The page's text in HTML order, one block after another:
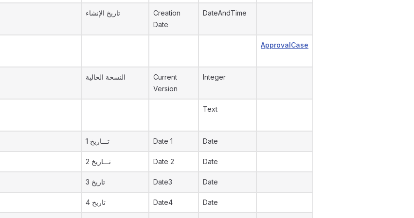
تاريخ الإنشاء
Creation
Date
DateAndTime
ApprovalCase
النسخة الحالية
Current
Version
Integer
Text
تـــاريخ 1 Date 1 Date
تـــاريخ 2 Date 2 Date
تاريخ 3 Date3 Date
تاريخ 4 Date4 Date